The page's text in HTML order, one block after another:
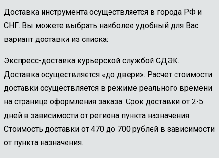
Доставка инструмента осуществляется в города РФ и
СНГ. Вы можете выбрать наиболее удобный для Вас
вариант доставки из списка:
Экспресс-доставка курьерской службой СДЭК.
Доставка осуществляется «до двери». Расчет стоимости
доставки осуществляется в режиме реального времени
на странице оформления заказа. Срок доставки от 2-5
дней в зависимости от региона пункта назначения.
Стоимость доставки от 470 до 700 рублей в зависимости
от пункта назначения.